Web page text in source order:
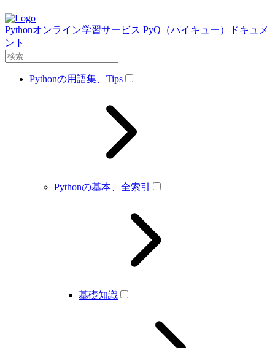
Pythonオンライン学習サービス PyQ（パイキュー）ドキュメ
ント
Pythonの用語集、Tips
Pythonの基本、全索引
基礎知識